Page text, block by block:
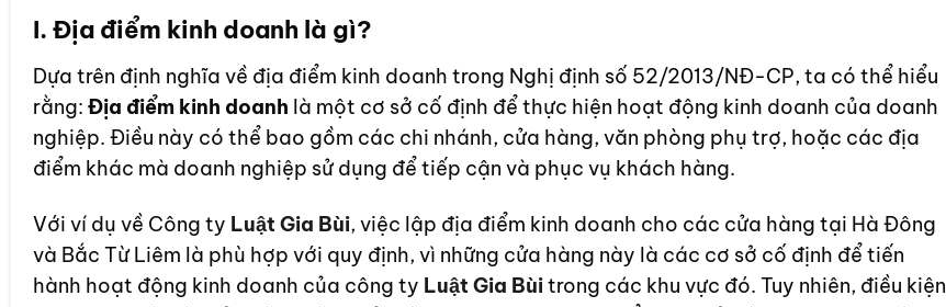
I. Địa điểm kinh doanh là gì?
Dựa trên định nghĩa về địa điểm kinh doanh trong Nghị định số 52/2013/NĐ-CP, ta có thể hiểu
rằng: Địa điểm kinh doanh là một cơ sở cố định để thực hiện hoạt động kinh doanh của doanh
nghiệp. Điều này có thể bao gồm các chi nhánh, cửa hàng, văn phòng phụ trợ, hoặc các địa
điểm khác mà doanh nghiệp sử dụng để tiếp cận và phục vụ khách hàng.
Với ví dụ về Công ty Luật Gia Bùi, việc lập địa điểm kinh doanh cho các cửa hàng tại Hà Đông
và Bắc Từ Liêm là phù hợp với quy định, vì những cửa hàng này là các cơ sở cố định để tiến
hành hoạt động kinh doanh của công ty Luật Gia Bùitrong các khu vực đó. Tuy nhiên, điều kiện